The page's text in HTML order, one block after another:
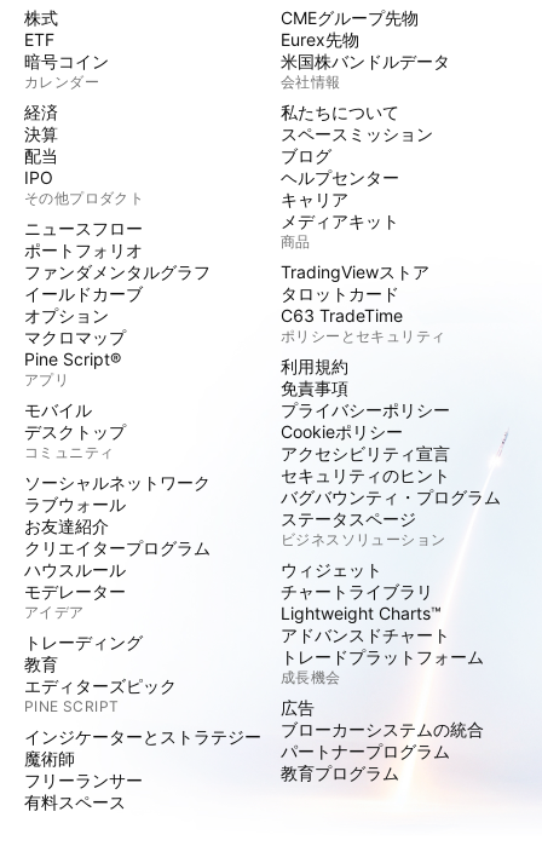
株式
ETF
暗号コイン
カレンダー
経済
決算
配当
IPO
その他プロダクト
ニュースフロー
ポートフォリオ
ファンダメンタルグラフ
イールドカーブ
オプション
マクロマップ
Pine Script®
アプリ
モバイル
デスクトップ
コミュニティ
ソーシャルネットワーク
ラブウォール
お友達紹介
クリエイタープログラム
ハウスルール
モデレーター
アイデア
トレーディング
教育
エディターズピック
PINE SCRIPT
インジケーターとストラテジー
魔術師
フリーランサー
有料スペース
CMEグループ先物
Eurex先物
米国株バンドルデータ
会社情報
私たちについて
スペースミッション
ブログ
ヘルプセンター
キャリア
メディアキット
商品
TradingViewストア
タロットカード
C63 TradeTime
ポリシーとセキュリティ
利用規約
免責事項
プライバシーポリシー
Cookieポリシー
アクセシビリティ宣言
セキュリティのヒント
バグバウンティ・プログラム
ステータスページ
ビジネスソリューション
ウィジェット
チャートライブラリ
Lightweight Charts™
アドバンスドチャート
トレードプラットフォーム
成長機会
広告
ブローカーシステムの統合
パートナープログラム
教育プログラム